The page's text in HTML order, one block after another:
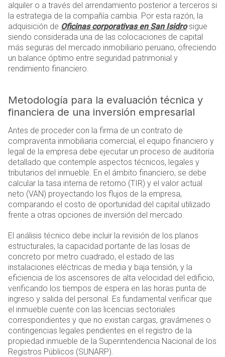
alquiler o a través del arrendamiento posterior a terceros si
la estrategia de la compañía cambia. Por esta razón, la
adquisición de Oficinas corporativas en San Isidrosigue
siendo considerada una de las colocaciones de capital
más seguras del mercado inmobiliario peruano, ofreciendo
un balance óptimo entre seguridad patrimonial y
rendimiento financiero.
Metodología para la evaluación técnica y
financiera de una inversión empresarial
Antes de proceder con la firma de un contrato de
compraventa inmobiliaria comercial, el equipo financiero y
legal de la empresa debe ejecutar un proceso de auditoría
detallado que contemple aspectos técnicos, legales y
tributarios del inmueble. En el ámbito financiero, se debe
calcular la tasa interna de retorno (TIR) y el valor actual
neto (VAN) proyectando los flujos de la empresa,
comparando el costo de oportunidad del capital utilizado
frente a otras opciones de inversión del mercado.
El análisis técnico debe incluir la revisión de los planos
estructurales, la capacidad portante de las losas de
concreto por metro cuadrado, el estado de las
instalaciones eléctricas de media y baja tensión, y la
eficiencia de los ascensores de alta velocidad del edificio,
verificando los tiempos de espera en las horas punta de
ingreso y salida del personal. Es fundamental verificar que
el inmueble cuente con las licencias sectoriales
correspondientes y que no existan cargas, gravámenes o
contingencias legales pendientes en el registro de la
propiedad inmueble de la Superintendencia Nacional de los
Registros Públicos (SUNARP).